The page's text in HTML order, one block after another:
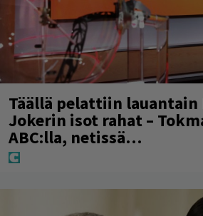
Täällä pelattiin lauantain
Jokerin isot rahat –
ABC:lla, netissä…